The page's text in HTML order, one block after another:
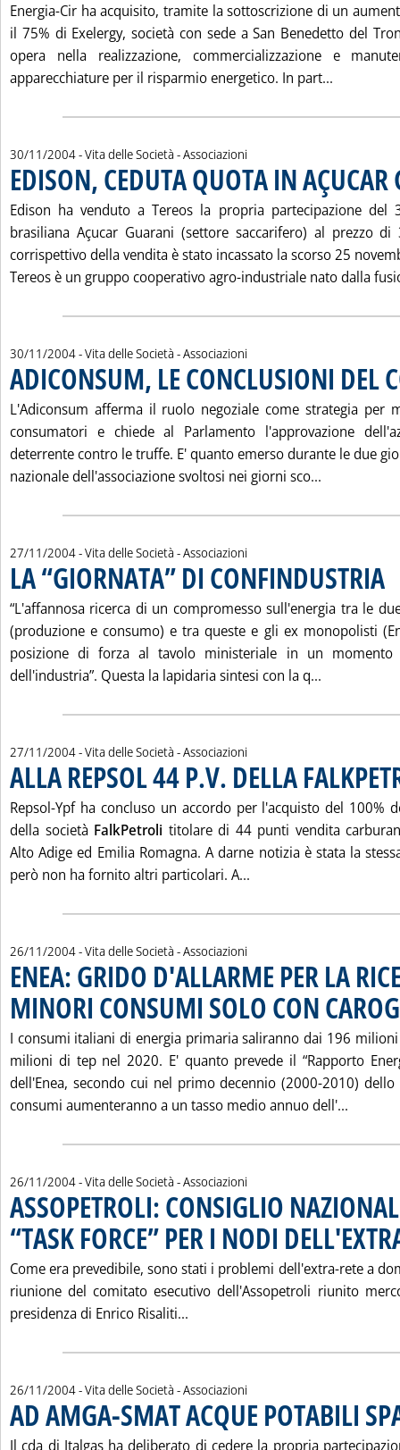
Energia-Cir ha acquisito, tramite la sottoscrizione di un
il 75% di Exelergy, società con sede a San Benedetto del
opera nella realizzazione, commercializzazione e
apparecchiature per il risparmio energetico. In part...
30/11/2004- Vita delle Società - Associazioni
EDISON, CEDUTA QUOTA IN
Edison ha venduto a Tereos la propria partecipazione del
brasiliana Açucar Guarani (settore saccarifero) al prezzo
corrispettivo della vendita è stato incassato la scorso 25
Tereos è un gruppo cooperativo agro-industriale nato dalla
30/11/2004- Vita delle Società - Associazioni
ADICONSUM, LE CONCLUSIONI DEL
L'Adiconsum afferma il ruolo negoziale come strategia per
consumatori e chiede al Parlamento l'approvazione
deterrente contro le truffe. E' quanto emerso durante le due
nazionale dell'associazione svoltosi nei giorni sco...
27/11/2004- Vita delle Società - Associazioni
LA “GIORNATA” DI CONFINDUSTRIA
“L'affannosa ricerca di un compromesso sull'energia tra le
(produzione e consumo) e tra queste e gli ex monopolisti
posizione di forza al tavolo ministeriale in un
dell'industria”. Questa la lapidaria sintesi con la q...
27/11/2004- Vita delle Società - Associazioni
ALLA REPSOL 44 P.V. DELLA
Repsol-Ypf ha concluso un accordo per l'acquisto del 100%
della società FalkPetroli titolare di 44 punti vendita
Alto Adige ed Emilia Romagna. A darne notizia è stata la
però non ha fornito altri particolari. A...
26/11/2004- Vita delle Società - Associazioni
ENEA: GRIDO D'ALLARME PER LA
MINORI CONSUMI SOLO CON
I consumi italiani di energia primaria saliranno dai 196
milioni di tep nel 2020. E' quanto prevede il “Rapporto
dell'Enea, secondo cui nel primo decennio (2000-2010)
consumi aumenteranno a un tasso medio annuo dell'...
26/11/2004- Vita delle Società - Associazioni
ASSOPETROLI: CONSIGLIO
“TASK FORCE” PER I NODI
Come era prevedibile, sono stati i problemi dell'extra-rete a
riunione del comitato esecutivo dell'Assopetroli riunito
presidenza di Enrico Risaliti...
26/11/2004- Vita delle Società - Associazioni
AD AMGA-SMAT ACQUE POTABILI
Il cda di Italgas ha deliberato di cedere la propria